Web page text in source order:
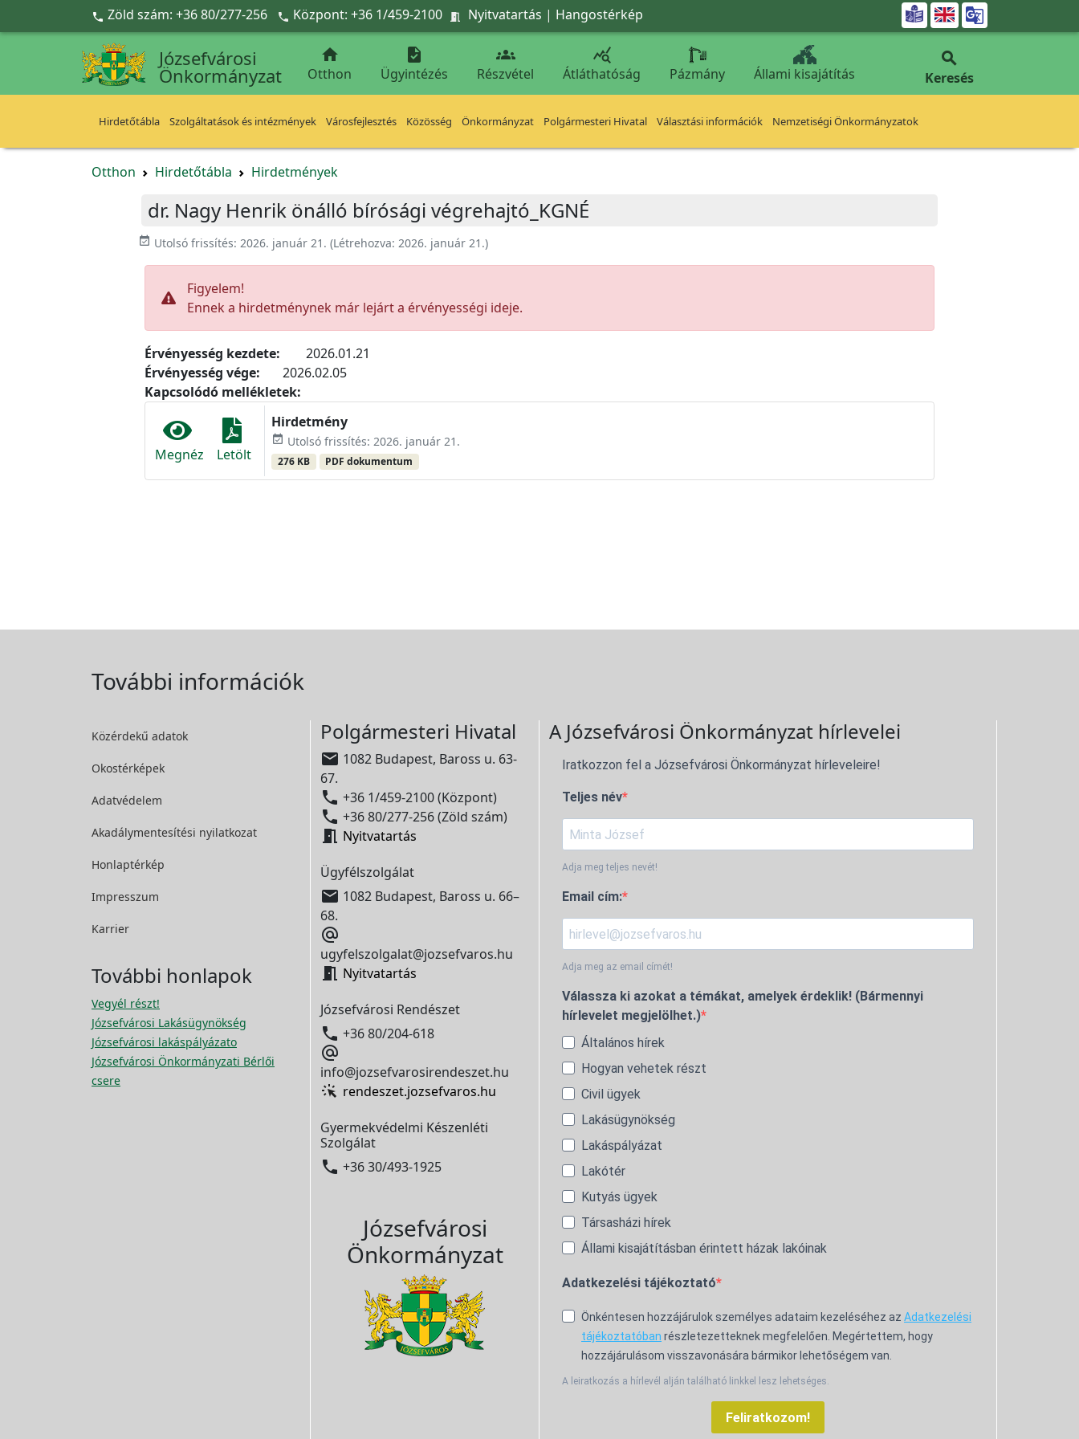
Ugrás a fő tartalomra
 Zöld szám: +36 80/277-256  Központ: +36 1/459-2100  Nyitvatartás | Hangostérkép 
Józsefvárosi
Önkormányzat

Otthon

Ügyintézés

Részvétel

Átláthatóság Pázmány Állami kisajátítás

Keresés
Hirdetőtábla Szolgáltatások és intézmények Városfejlesztés Közösség Önkormányzat Polgármesteri Hivatal Választási információk Nemzetiségi Önkormányzatok
Otthon Hirdetőtábla Hirdetmények
dr. Nagy Henrik önálló bírósági végrehajtó_KGNÉ
event_available Utolsó frissítés: 2026. január 21. (Létrehozva: 2026. január 21.)
Figyelem!
Ennek a hirdetménynek már lejárt a érvényességi ideje.
Érvényesség kezdete:
2026.01.21
Érvényesség vége:
2026.02.05
Kapcsolódó mellékletek:
Megnéz Letölt
Hirdetmény
event_available Utolsó frissítés: 2026. január 21.
276 KB PDF dokumentum
További információk
Közérdekű adatok
Okostérképek
Adatvédelem
Akadálymentesítési nyilatkozat
Honlaptérkép
Impresszum
Karrier
További honlapok
Vegyél részt!
Józsefvárosi Lakásügynökség
Józsefvárosi lakáspályázato
Józsefvárosi Önkormányzati Bérlői
csere
Polgármesteri Hivatal
 1082 Budapest, Baross u. 63-
67.
 +36 1/459-2100 (Központ)
 +36 80/277-256 (Zöld szám)
 Nyitvatartás
Ügyfélszolgálat
 1082 Budapest, Baross u. 66–
68.

ugyfelszolgalat@jozsefvaros.hu
 Nyitvatartás
Józsefvárosi Rendészet
 +36 80/204-618

info@jozsefvarosirendeszet.hu
rendeszet.jozsefvaros.hu
Gyermekvédelmi Készenléti
Szolgálat
 +36 30/493-1925
Józsefvárosi
Önkormányzat
A Józsefvárosi Önkormányzat hírlevelei
Iratkozzon fel a Józsefvárosi Önkormányzat hírleveleire!
Teljes név
Adja meg teljes nevét!
Email cím:
Adja meg az email címét!
Válassza ki azokat a témákat, amelyek érdeklik! (Bármennyi
hírlevelet megjelölhet.)
Általános hírek
Hogyan vehetek részt
Civil ügyek
Lakásügynökség
Lakáspályázat
Lakótér
Kutyás ügyek
Társasházi hírek
Állami kisajátításban érintett házak lakóinak
Adatkezelési tájékoztató
Önkéntesen hozzájárulok személyes adataim kezeléséhez az Adatkezelési
tájékoztatóban részletezetteknek megfelelően. Megértettem, hogy
hozzájárulásom visszavonására bármikor lehetőségem van.
A leiratkozás a hírlevél alján található linkkel lesz lehetséges.
Feliratkozom!